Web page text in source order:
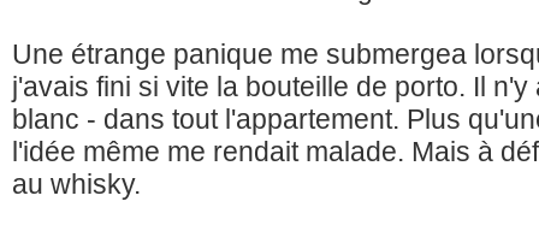
Une étrange panique me submergea
j'avais fini si vite la bouteille de porto. Il
blanc - dans tout l'appartement. Plus
l'idée même me rendait malade. Mais à
au whisky.